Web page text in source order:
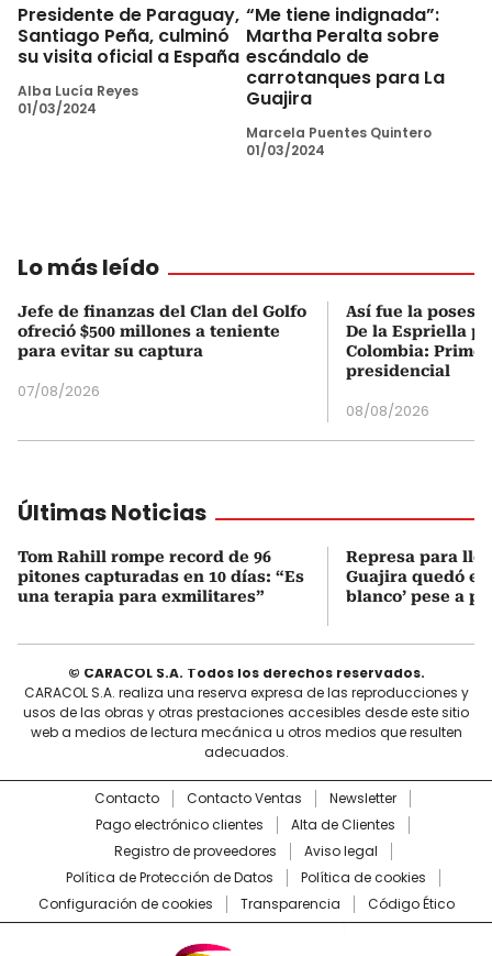
Presidente de Paraguay,
Santiago Peña, culminó
su visita oficial a España
Alba Lucía Reyes
01/03/2024
“Me tiene indignada”:
Martha Peralta sobre
escándalo de
carrotanques para La
Guajira
Marcela Puentes Quintero
01/03/2024
Lo más leído
Jefe de finanzas del Clan del Golfo
ofreció $500 millones a teniente
para evitar su captura
07/08/2026
Así fue la
De la Espriella
Colombia:
presidencial
08/08/2026
Últimas Noticias
Tom Rahill rompe record de 96
pitones capturadas en 10 días: “Es
una terapia para exmilitares”
Represa para
Guajira quedó en
blanco’ pese a
© CARACOL S.A. Todos los derechos reservados.
CARACOL S.A. realiza una reserva expresa de las reproducciones y
usos de las obras y otras prestaciones accesibles desde este sitio
web a medios de lectura mecánica u otros medios que resulten
adecuados.
Contacto Contacto Ventas
Newsletter
Pago electrónico clientes
Alta de Clientes
Registro de proveedores
Aviso legal
Política de Protección de Datos
Política de cookies
Configuración de cookies
Transparencia Código Ético